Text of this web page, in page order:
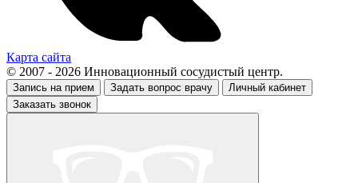
Карта сайта
© 2007 - 2026 Инновационный сосудистый центр.
Запись на прием Задать вопрос врачу
Личный кабинет
Заказать звонок